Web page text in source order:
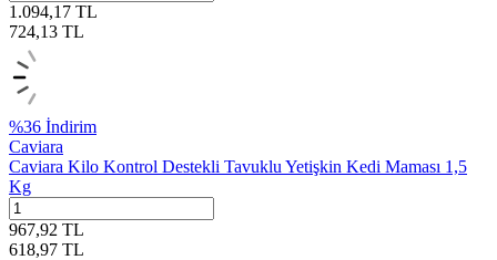
1.094,17 TL
724,13 TL
%36 İndirim
Caviara
Caviara Kilo Kontrol Destekli Tavuklu Yetişkin Kedi Maması 1,5
Kg
967,92 TL
618,97 TL